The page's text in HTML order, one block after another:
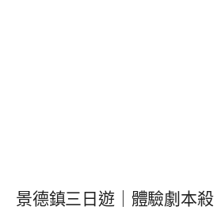
景德鎮三日遊｜體驗劇本殺